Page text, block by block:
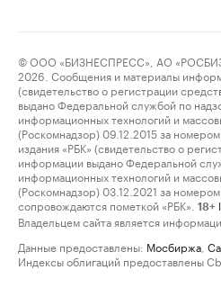
© ООО «БИЗНЕСПРЕСС», АО
2026. Сообщения и материалы
(свидетельство о регистрации
выдано Федеральной службой по
информационных технологий и
(Роскомнадзор) 09.12.2015 за
издания «РБК» (свидетельство о
информации выдано Федеральной
информационных технологий и
(Роскомнадзор) 03.12.2021 за
сопровождаются пометкой «РБК».
18+
Владельцем сайта является
Данные предоставлены: Мосбиржа
Индексы облигаций предоставлены